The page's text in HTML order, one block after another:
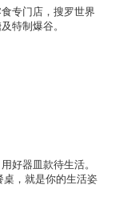
专门店，搜罗世界
特制爆谷。
好器皿款待生活。
，就是你的生活姿